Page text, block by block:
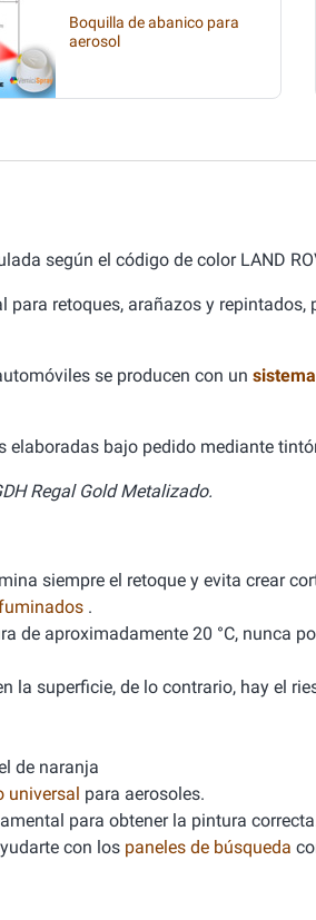
Boquilla de abanico para
aerosol
según el código de color LAND
para retoques, arañazos y
se producen con un
elaboradas bajo pedido mediante
Regal Gold Metalizado.
siempre el retoque y evita crear
.
de aproximadamente 20 °C, nunca
la superficie, de lo contrario, hay el
de naranja
universal para aerosoles.
para obtener la pintura
con los paneles de búsqueda